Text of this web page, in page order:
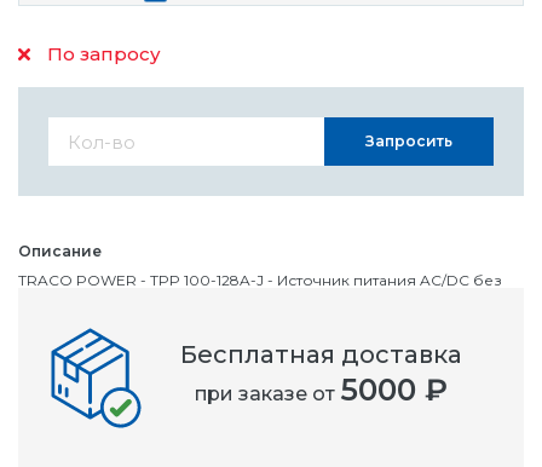
По запросу
Описание
TRACO POWER - TPP 100-128A-J - Источник питания AC/DC без
Номенклатурный номер
OC2991451
Запросить
Бесплатная доставка
при заказе от 5000 ₽